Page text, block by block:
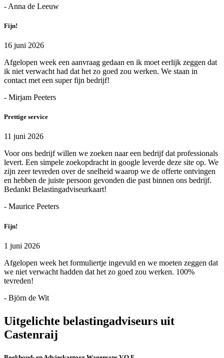
- Anna de Leeuw
Fijn!
16 juni 2026
Afgelopen week een aanvraag gedaan en ik moet eerlijk zeggen dat
ik niet verwacht had dat het zo goed zou werken. We staan in
contact met een super fijn bedrijf!
- Mirjam Peeters
Prettige service
11 juni 2026
Voor ons bedrijf willen we zoeken naar een bedrijf dat professionals
levert. Een simpele zoekopdracht in google leverde deze site op. We
zijn zeer tevreden over de snelheid waarop we de offerte ontvingen
en hebben de juiste persoon gevonden die past binnen ons bedrijf.
Bedankt Belastingadviseurkaart!
- Maurice Peeters
Fijn!
1 juni 2026
Afgelopen week het formuliertje ingevuld en we moeten zeggen dat
we niet verwacht hadden dat het zo goed zou werken. 100%
tevreden!
- Björn de Wit
Uitgelichte belastingadviseurs uit
Castenraij